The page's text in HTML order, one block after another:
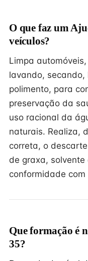
O que faz um
veículos?
Limpa
lavando,
polimento, para
preservação da
uso racional da
naturais. Realiza,
correta, o
de graxa,
conformidade
Que formação é
35?